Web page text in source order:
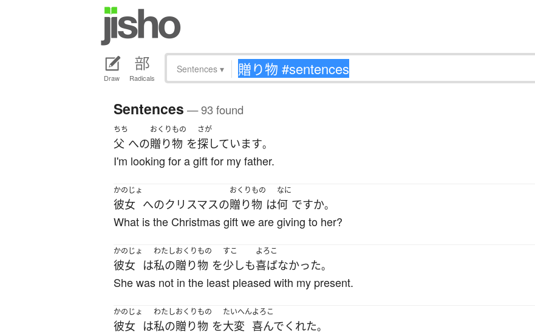
Draw Radicals
Sentences ▾
Sentences — 93 found
ちち
父 への
おくりもの
贈り物 を
さが
探しています。
I'm looking for a gift for my father.
かのじょ
彼女 へのクリスマスの
おくりもの
贈り物 は
なに
何 ですか。
What is the Christmas gift we are giving to her?
かのじょ
彼女 は
わたし
私の
おくりもの
贈り物 を
すこ
少しも
よろこ
喜ばなかった。
She was not in the least pleased with my present.
かのじょ
彼女 は
わたし
私の
おくりもの
贈り物 を
たいへん
大変
よろこ
喜んでくれた。